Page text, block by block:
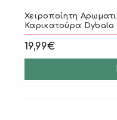
Χειροποίητη
Καρικατούρα Dybala
19,99€